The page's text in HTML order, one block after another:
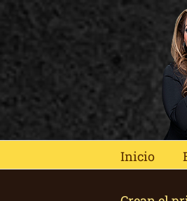
Inicio